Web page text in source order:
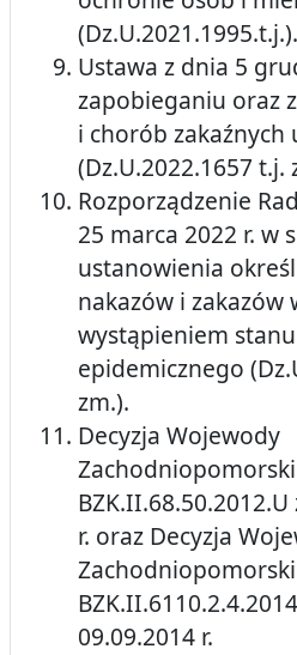
(Dz.U.2021.1995.t.j.).
Ustawa z dnia 5
zapobieganiu oraz
i chorób zakaźnych
(Dz.U.2022.1657 t.j.
Rozporządzenie
25 marca 2022 r. w
ustanowienia
nakazów i zakazów
wystąpieniem
epidemicznego
zm.).
Decyzja Wojewody
r. oraz Decyzja
09.09.2014 r.